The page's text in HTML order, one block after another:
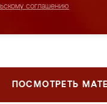
соглашению
ПОСМОТРЕТЬ